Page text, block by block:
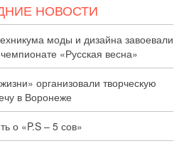
НОВОСТИ
моды и дизайна завоевали
«Русская весна»
организовали творческую
в Воронеже
о «P.S – 5 сов»